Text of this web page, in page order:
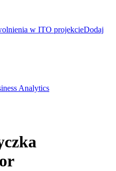
w ITO projekcieDodaj
Analytics